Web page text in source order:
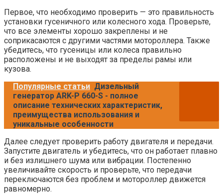
Первое, что необходимо проверить — это правильность
установки гусеничного или колесного хода. Проверьте,
что все элементы хорошо закреплены и не
соприкасаются с другими частями мотороллера. Также
убедитесь, что гусеницы или колеса правильно
расположены и не выходят за пределы рамы или
кузова.
Популярные статьи Дизельный
генератор ARK-P 660-S - полное
описание технических характеристик,
преимущества использования и
уникальные особенности
Далее следует проверить работу двигателя и передачи.
Запустите двигатель и убедитесь, что он работает плавно
и без излишнего шума или вибрации. Постепенно
увеличивайте скорость и проверьте, что передачи
переключаются без проблем и мотороллер движется
равномерно.